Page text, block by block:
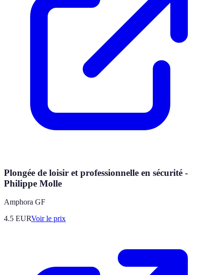
Plongée de loisir et professionnelle en sécurité -
Philippe Molle
Amphora GF
4.5 EURVoir le prix